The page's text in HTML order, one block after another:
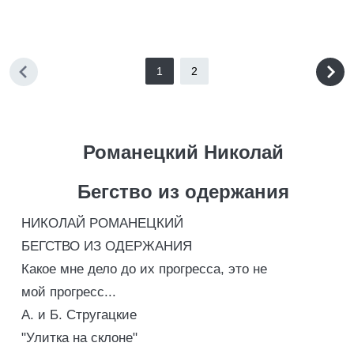
1 2
Романецкий Николай
Бегство из одержания
НИКОЛАЙ РОМАНЕЦКИЙ
БЕГСТВО ИЗ ОДЕРЖАНИЯ
Какое мне дело до их прогресса, это не
мой прогресс...
А. и Б. Стругацкие
"Улитка на склоне"